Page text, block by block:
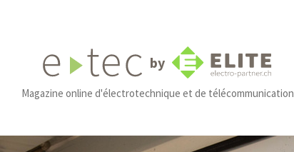
by
Magazine online d'électrotechnique et de télécommunication